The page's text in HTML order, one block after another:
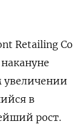
Retailing Co
увеличении
в
рост.